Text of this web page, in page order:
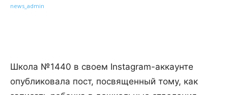
Школа №1440 в своем Instagram-аккаунте
опубликовала пост, посвященный тому, как